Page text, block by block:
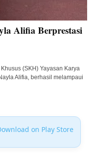
Alifia Berprestasi
(SKH) Yayasan Karya
Alifia, berhasil melampaui